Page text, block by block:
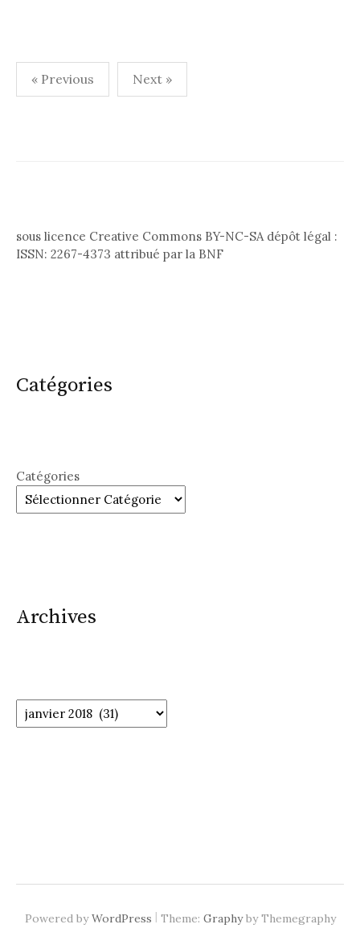
Pagination
des
« Previous Next »
sous licence Creative Commons BY-NC-SA dépôt légal :
ISSN: 2267-4373 attribué par la BNF
Catégories
Catégories
Archives
Archives
Powered byWordPress | Theme: Graphyby Themegraphy